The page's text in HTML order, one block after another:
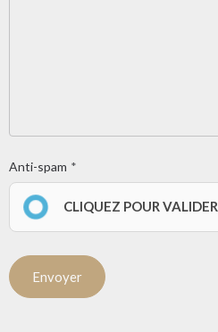
Anti-spam
CLIQUEZ POUR VALIDER
Envoyer